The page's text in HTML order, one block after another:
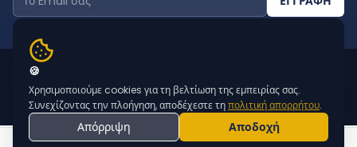
|
🍪
Χρησιμοποιούμε cookies για τη βελτίωση της εμπειρίας σας.
Συνεχίζοντας την πλοήγηση, αποδέχεστε τηπολιτική απορρήτου.
Απόρριψη Αποδοχή